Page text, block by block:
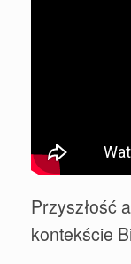
Przyszłość
kontekście